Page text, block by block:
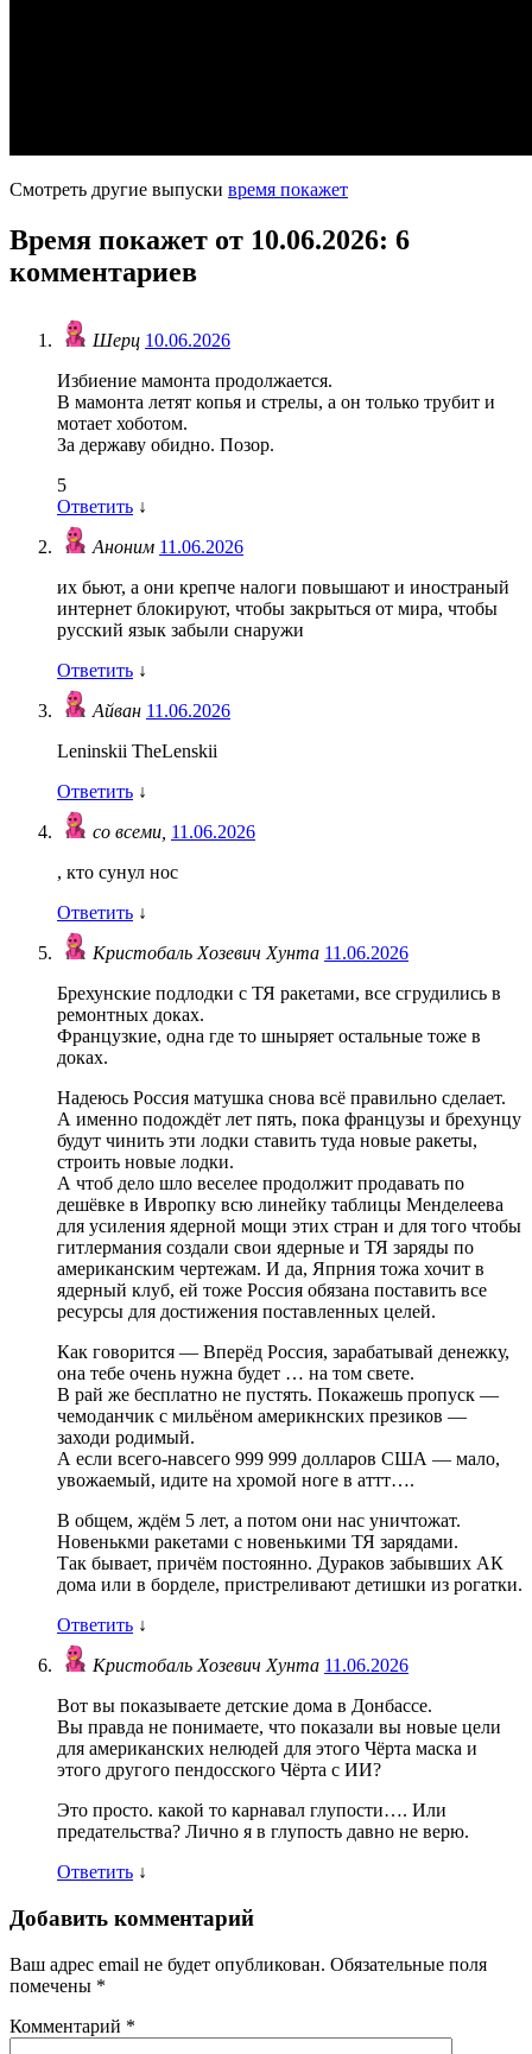
Смотреть другие выпуски время покажет
Время покажет от 10.06.2026: 6
комментариев
Шерц 10.06.2026
Избиение мамонта продолжается.
В мамонта летят копья и стрелы, а он только трубит и
мотает хоботом.
За державу обидно. Позор.
5
Ответить ↓
Аноним 11.06.2026
их бьют, а они крепче налоги повышают и иностраный
интернет блокируют, чтобы закрыться от мира, чтобы
русский язык забыли снаружи
Ответить ↓
Айван 11.06.2026
Leninskii TheLenskii
Ответить ↓
со всеми, 11.06.2026
, кто сунул нос
Ответить ↓
Кристобаль Хозевич Хунта 11.06.2026
Брехунские подлодки с ТЯ ракетами, все сгрудились в
ремонтных доках.
Французкие, одна где то шныряет остальные тоже в
доках.
Надеюсь Россия матушка снова всё правильно сделает.
А именно подождёт лет пять, пока французы и брехунцу
будут чинить эти лодки ставить туда новые ракеты,
строить новые лодки.
А чтоб дело шло веселее продолжит продавать по
дешёвке в Ивропку всю линейку таблицы Менделеева
для усиления ядерной мощи этих стран и для того чтобы
гитлермания создали свои ядерные и ТЯ заряды по
американским чертежам. И да, Япрния тожа хочит в
ядерный клуб, ей тоже Россия обязана поставить все
ресурсы для достижения поставленных целей.
Как говорится — Вперёд Россия, зарабатывай денежку,
она тебе очень нужна будет … на том свете.
В рай же бесплатно не пустять. Покажешь пропуск —
чемоданчик с мильёном америкнских презиков —
заходи родимый.
А если всего-навсего 999 999 долларов США — мало,
увожаемый, идите на хромой ноге в аттт….
В общем, ждём 5 лет, а потом они нас уничтожат.
Новенькми ракетами с новенькими ТЯ зарядами.
Так бывает, причём постоянно. Дураков забывших АК
дома или в борделе, пристреливают детишки из рогатки.
Ответить ↓
Кристобаль Хозевич Хунта 11.06.2026
Вот вы показываете детские дома в Донбассе.
Вы правда не понимаете, что показали вы новые цели
для американских нелюдей для этого Чёрта маска и
этого другого пендосского Чёрта с ИИ?
Это просто. какой то карнавал глупости…. Или
предательства? Лично я в глупость давно не верю.
Ответить ↓
Добавить комментарий
Ваш адрес email не будет опубликован. Обязательные поля
помечены *
Комментарий *